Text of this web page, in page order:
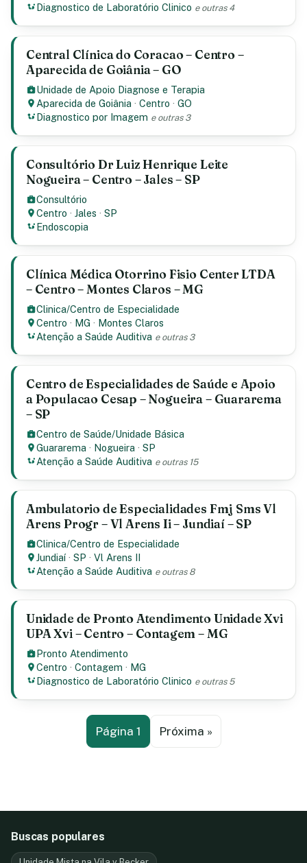
Diagnostico de Laboratório Clinico e outras 4
Central Clínica do Coracao – Centro –
Aparecida de Goiânia – GO
Unidade de Apoio Diagnose e Terapia
Aparecida de Goiânia ·Centro ·GO
Diagnostico por Imagem e outras 3
Consultório Dr Luiz Henrique Leite
Nogueira – Centro – Jales – SP
Consultório
Centro ·Jales ·SP
Endoscopia
Clínica Médica Otorrino Fisio Center LTDA
– Centro – Montes Claros – MG
Clinica/Centro de Especialidade
Centro · MG · Montes Claros
Atenção a Saúde Auditiva e outras 3
Centro de Especialidades de Saúde e Apoio
a Populacao Cesap – Nogueira – Guararema
– SP
Centro de Saúde/Unidade Básica
Guararema · Nogueira ·SP
Atenção a Saúde Auditiva e outras 15
Ambulatorio de Especialidades Fmj Sms Vl
Arens Progr – Vl Arens Ii – Jundiaí – SP
Clinica/Centro de Especialidade
Jundiaí ·SP ·Vl Arens II
Atenção a Saúde Auditiva e outras 8
Unidade de Pronto Atendimento Unidade Xvi
UPA Xvi – Centro – Contagem – MG
Pronto Atendimento
Centro ·Contagem · MG
Diagnostico de Laboratório Clinico e outras 5
Página 1 Próxima »
Buscas populares